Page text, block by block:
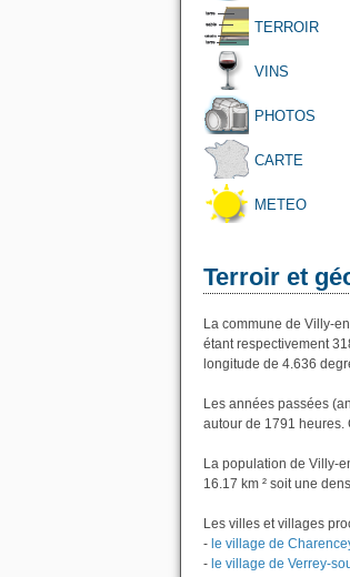
TERROIR
VINS
PHOTOS
CARTE
METEO
Terroir et
La commune de Villy-
étant respectivement
longitude de 4.636
Les années passées
autour de 1791 heures.
La population de Villy-
16.17 km ² soit une
Les villes et villages
- le village de
- le village de Verrey-